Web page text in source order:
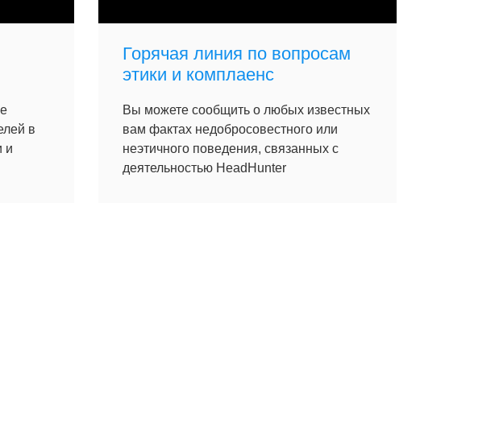
в
и
Горячая линия по вопросам
этики и комплаенс
Вы можете сообщить о любых известных
вам фактах недобросовестного или
неэтичного поведения, связанных с
деятельностью HeadHunter